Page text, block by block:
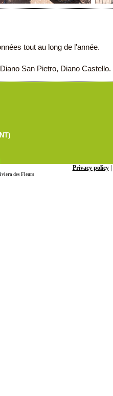
tout au long de l'année.
San Pietro, Diano
Privacy policy|
des Fleurs